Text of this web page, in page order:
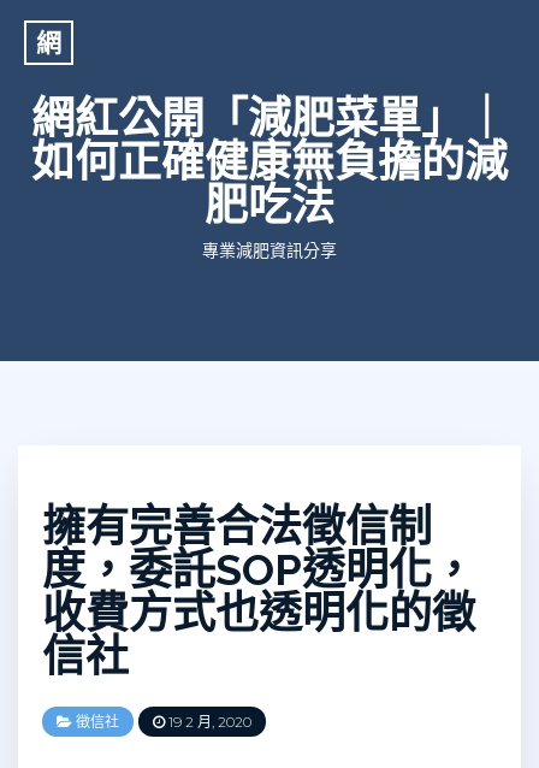
網
網紅公開「減肥菜單」｜
如何正確健康無負擔的減
肥吃法
專業減肥資訊分享
擁有完善合法徵信制
度，委託SOP透明化，
收費方式也透明化的徵
信社
徵信社 19 2 月, 2020